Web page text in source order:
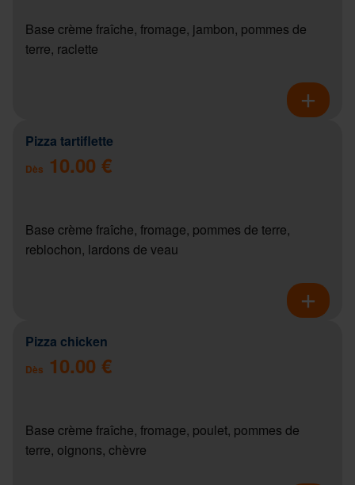
Base crème fraîche, fromage, jambon, pommes de
terre, raclette
Pizza tartiflette
Dès 10.00 €
Base crème fraîche, fromage, pommes de terre,
reblochon, lardons de veau
Pizza chicken
Dès 10.00 €
Base crème fraîche, fromage, poulet, pommes de
terre, oignons, chèvre